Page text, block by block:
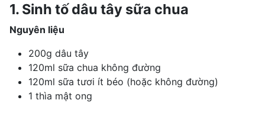
1. Sinh tố dâu tây sữa chua
Nguyên liệu
200g dâu tây
120ml sữa chua không đường
120ml sữa tươi ít béo (hoặc không đường)
1 thìa mật ong